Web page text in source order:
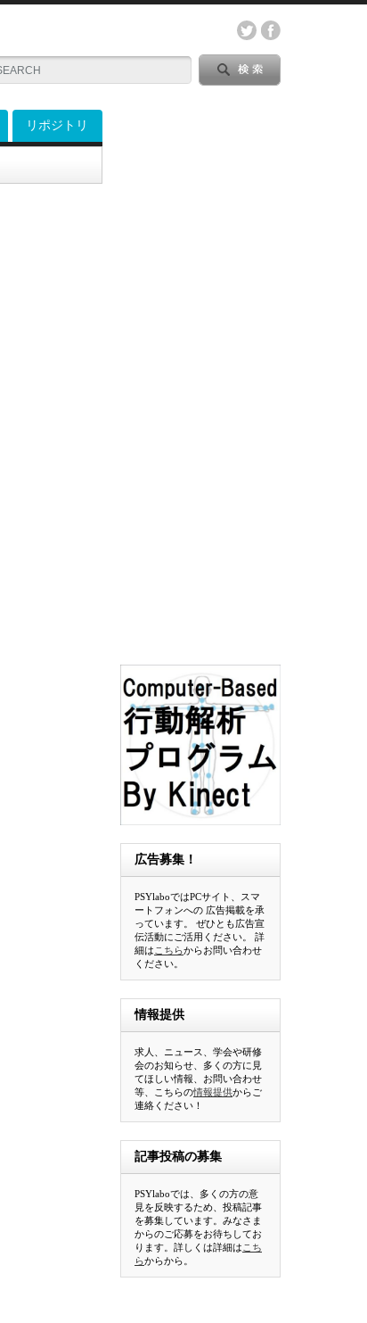
リポジトリ
広告募集！
PSYlaboではPCサイト、スマ
ートフォンへの 広告掲載を承
っています。 ぜひとも広告宣
伝活動にご活用ください。 詳
細は こちらからお問い合わせ
ください。
情報提供
求人、ニュース、学会や研修
会のお知らせ、多くの方に見
てほしい情報、お問い合わせ
等、こちらの情報提供からご
連絡ください！
記事投稿の募集
PSYlaboでは、多くの方の意
見を反映するため、投稿記事
を募集しています。みなさま
からのご応募をお待ちしてお
ります。詳しくは詳細は こち
らからから。